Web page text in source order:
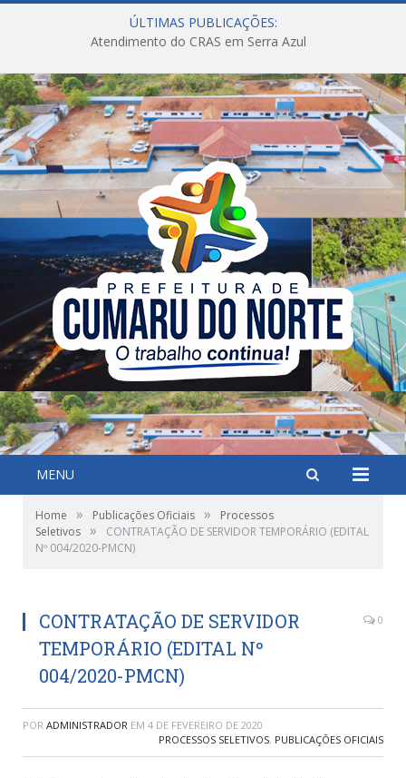
ÚLTIMAS PUBLICAÇÕES:
Atendimento do CRAS em Serra Azul
MENU
Home » Publicações Oficiais »
Processos
Seletivos »
CONTRATAÇÃO DE SERVIDOR TEMPORÁRIO (EDITAL
Nº 004/2020-PMCN)
CONTRATAÇÃO DE SERVIDOR
TEMPORÁRIO (EDITAL Nº
004/2020-PMCN)
0
POR ADMINISTRADOR EM 4 DE FEVEREIRO DE 2020
PROCESSOS SELETIVOS, PUBLICAÇÕES OFICIAIS